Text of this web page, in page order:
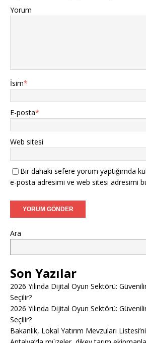
Yorum
İsim*
E-posta*
Web sitesi
Bir dahaki sefere yorum yaptığımda
e-posta adresimi ve web sitesi adresimi
Ara
Son Yazılar
2026 Yılında Dijital Oyun Sektörü:
Seçilir?
2026 Yılında Dijital Oyun Sektörü:
Seçilir?
Bakanlık, Lokal Yatırım Mevzuları